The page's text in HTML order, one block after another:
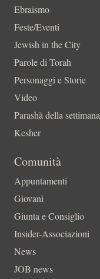
Ebraismo
Feste/Eventi
Jewish in the City
Parole di Torah
Personaggi e Storie
Video
Parashà della settimana
Kesher
Comunità
Appuntamenti
Giovani
Giunta e Consiglio
Insider-Associazioni
News
JOB news